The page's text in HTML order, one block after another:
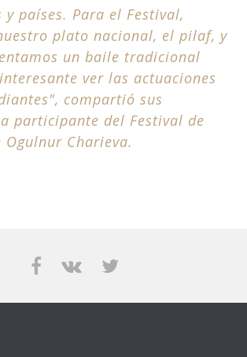
y países. Para el Festival,
plato nacional, el pilaf, y
un baile tradicional
ver las actuaciones
compartió sus
participante del Festival de
Charieva.